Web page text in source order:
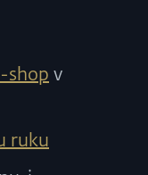
shop v
ruku